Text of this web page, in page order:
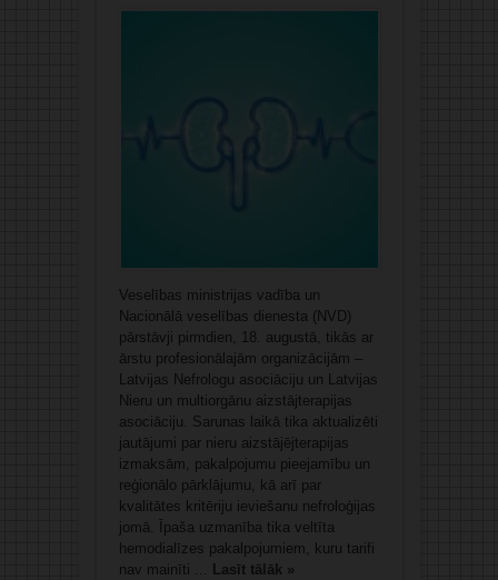
Veselības ministrijas vadība un
Nacionālā veselības dienesta (NVD)
pārstāvji pirmdien, 18. augustā, tikās ar
ārstu profesionālajām organizācijām –
Latvijas Nefrologu asociāciju un Latvijas
Nieru un multiorgānu aizstājterapijas
asociāciju. Sarunas laikā tika aktualizēti
jautājumi par nieru aizstājējterapijas
izmaksām, pakalpojumu pieejamību un
reģionālo pārklājumu, kā arī par
kvalitātes kritēriju ieviešanu nefroloģijas
jomā. Īpaša uzmanība tika veltīta
hemodialīzes pakalpojumiem, kuru tarifi
nav mainīti ... Lasīt tālāk »